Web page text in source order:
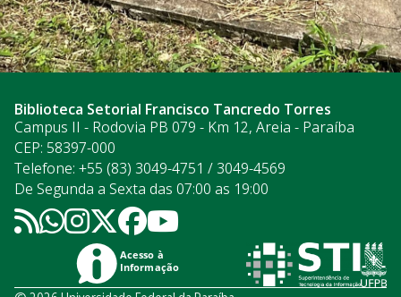
Biblioteca Setorial Francisco Tancredo Torres
Campus II - Rodovia PB 079 - Km 12, Areia - Paraíba
CEP: 58397-000
Telefone: +55 (83) 3049-4751 / 3049-4569
De Segunda a Sexta das 07:00 as 19:00
Acesso à
Informação